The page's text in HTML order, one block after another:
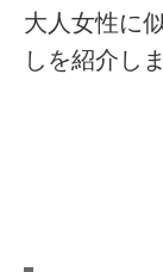
大人女性に
しを紹介し